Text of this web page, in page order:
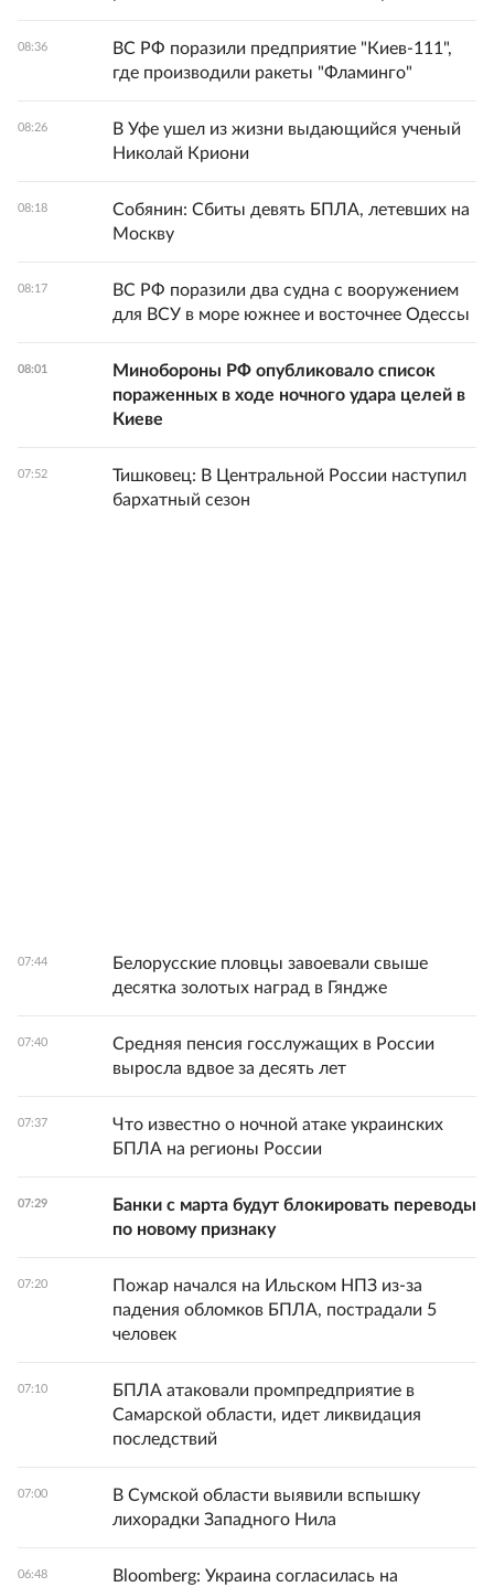
08:36
ВС РФ поразили предприятие "Киев-111",
где производили ракеты "Фламинго"
08:26
В Уфе ушел из жизни выдающийся ученый
Николай Криони
08:18
Собянин: Сбиты девять БПЛА, летевших на
Москву
08:17
ВС РФ поразили два судна с вооружением
для ВСУ в море южнее и восточнее Одессы
08:01
Минобороны РФ опубликовало список
пораженных в ходе ночного удара целей в
Киеве
07:52
Тишковец: В Центральной России наступил
бархатный сезон
07:44
Белорусские пловцы завоевали свыше
десятка золотых наград в Гяндже
07:40
Средняя пенсия госслужащих в России
выросла вдвое за десять лет
07:37
Что известно о ночной атаке украинских
БПЛА на регионы России
07:29
Банки с марта будут блокировать переводы
по новому признаку
07:20
Пожар начался на Ильском НПЗ из-за
падения обломков БПЛА, пострадали 5
человек
07:10
БПЛА атаковали промпредприятие в
Самарской области, идет ликвидация
последствий
07:00
В Сумской области выявили вспышку
лихорадки Западного Нила
06:48
Bloomberg: Украина согласилась на